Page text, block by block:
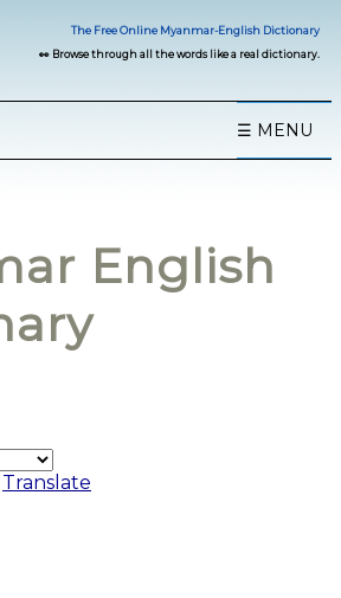
The Free Online Myanmar-English Dictionary
👀 Browse through all the words like a real dictionary.
☰ MENU
English
Translate